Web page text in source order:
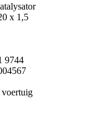
x 1,5
9744